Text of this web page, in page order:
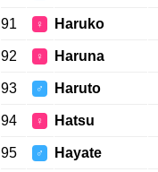
91 ♀ Haruko
92 ♀ Haruna
93 ♂ Haruto
94 ♀ Hatsu
95 ♂ Hayate